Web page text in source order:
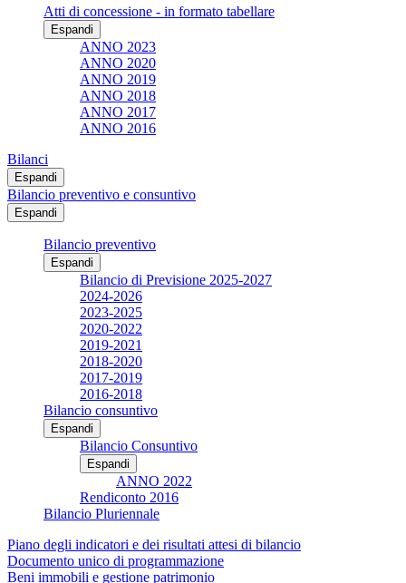
Atti di concessione - in formato tabellare
Espandi
ANNO 2023
ANNO 2020
ANNO 2019
ANNO 2018
ANNO 2017
ANNO 2016
Bilanci
Espandi
Bilancio preventivo e consuntivo
Espandi
Bilancio preventivo
Espandi
Bilancio di Previsione 2025-2027
2024-2026
2023-2025
2020-2022
2019-2021
2018-2020
2017-2019
2016-2018
Bilancio consuntivo
Espandi
Bilancio Consuntivo
Espandi
ANNO 2022
Rendiconto 2016
Bilancio Pluriennale
Piano degli indicatori e dei risultati attesi di bilancio
Documento unico di programmazione
Beni immobili e gestione patrimonio